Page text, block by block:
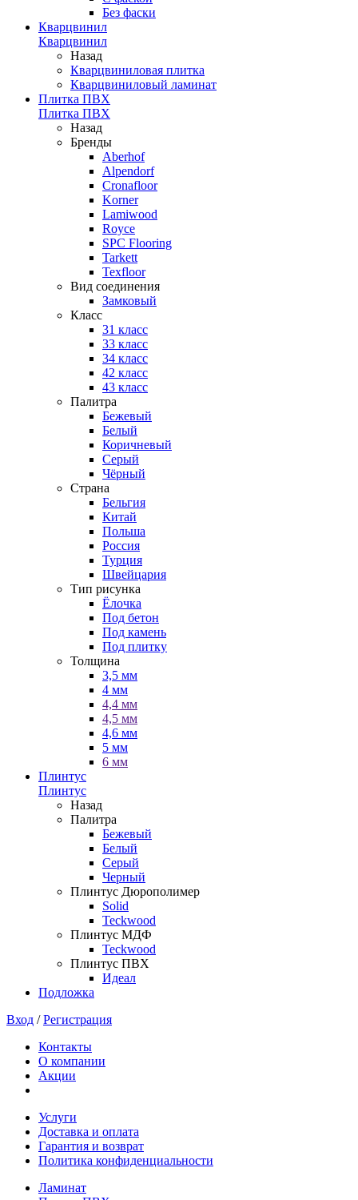
Без фаски
Кварцвинил
Кварцвинил
Назад
Кварцвиниловая плитка
Кварцвиниловый ламинат
Плитка ПВХ
Плитка ПВХ
Назад
Бренды
Aberhof
Alpendorf
Cronafloor
Korner
Lamiwood
Royce
SPC Flooring
Tarkett
Texfloor
Вид соединения
Замковый
Класс
31 класс
33 класс
34 класс
42 класс
43 класс
Палитра
Бежевый
Белый
Коричневый
Серый
Чёрный
Страна
Бельгия
Китай
Польша
Россия
Турция
Швейцария
Тип рисунка
Ёлочка
Под бетон
Под камень
Под плитку
Толщина
3,5 мм
4 мм
4,4 мм
4,5 мм
4,6 мм
5 мм
6 мм
Плинтус
Плинтус
Назад
Палитра
Бежевый
Белый
Серый
Черный
Плинтус Дюрополимер
Solid
Teckwood
Плинтус МДФ
Teckwood
Плинтус ПВХ
Идеал
Подложка
Вход /Регистрация
Контакты
О компании
Акции
Услуги
Доставка и оплата
Гарантия и возврат
Политика конфиденциальности
Ламинат